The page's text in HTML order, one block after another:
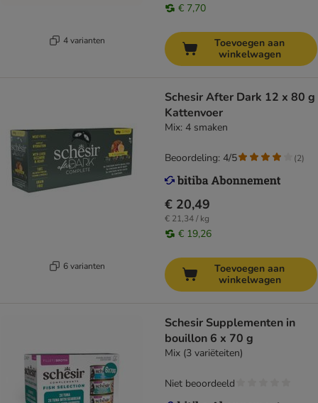
4 varianten
€ 7,70
Toevoegen aan
winkelwagen
6 varianten
Schesir After Dark 12 x 80 g
Kattenvoer
Mix: 4 smaken
€ 20,49
€ 21,34 / kg
€ 19,26
Beoordeling: 4/5 (2)
Toevoegen aan
winkelwagen
Schesir Supplementen in
bouillon 6 x 70 g
Mix (3 variëteiten)
Niet beoordeeld